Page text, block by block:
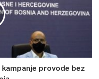
provode bez